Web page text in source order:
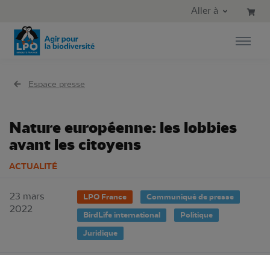
Aller au menu principal
Aller à
Espace presse
Nature européenne: les lobbies
avant les citoyens
ACTUALITÉ
23 mars
2022
LPO France
Communiqué de presse
BirdLife international
Politique
Juridique